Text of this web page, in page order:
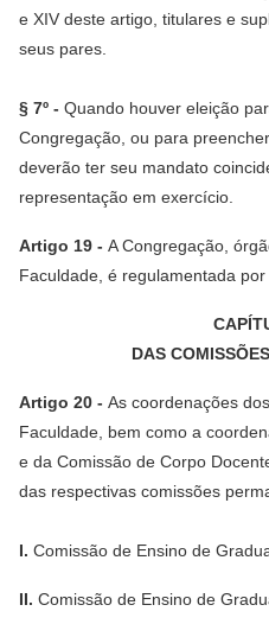
e XIV deste artigo, titulares e
seus pares.
§ 7º - Quando houver eleição
Congregação, ou para
deverão ter seu mandato
representação em exercício.
Artigo 19 - A Congregação,
Faculdade, é regulamentada
DAS
Artigo 20 - As coordenações
Faculdade, bem como a
e da Comissão de Corpo
das respectivas comissões
I. Comissão de Ensino de
II. Comissão de Ensino de